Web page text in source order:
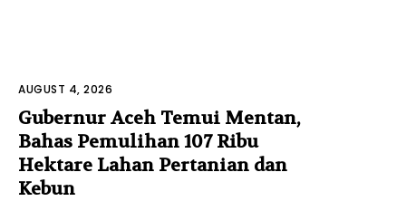
AUGUST 4, 2026
Gubernur Aceh Temui Mentan,
Bahas Pemulihan 107 Ribu
Hektare Lahan Pertanian dan
Kebun